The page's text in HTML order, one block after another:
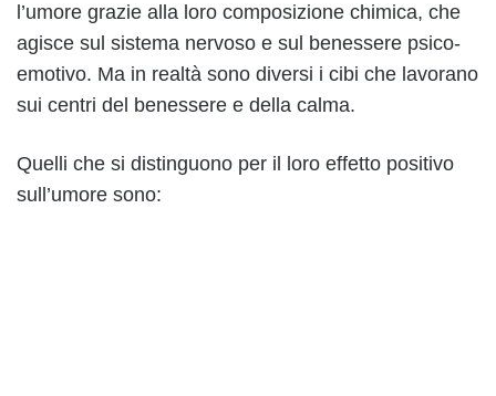
l’umore grazie alla loro composizione chimica, che
agisce sul sistema nervoso e sul benessere psico-
emotivo. Ma in realtà sono diversi i cibi che lavorano
sui centri del benessere e della calma.
Quelli che si distinguono per il loro effetto positivo
sull’umore sono: